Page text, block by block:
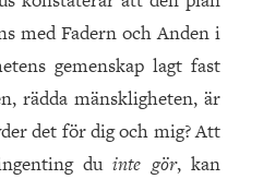
med Fadern och Anden i
gemenskap lagt fast
rädda mänskligheten, är
det för dig och mig? Att
duinte gör, kan